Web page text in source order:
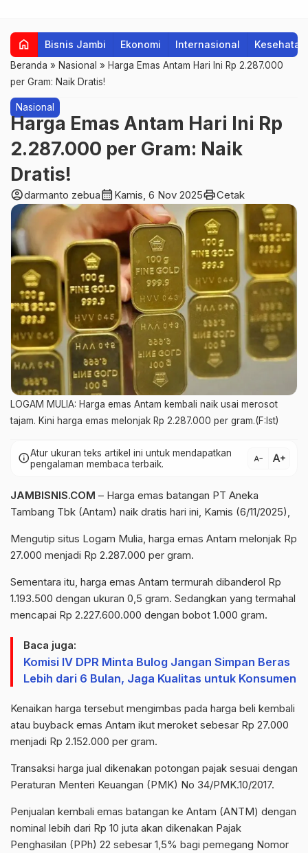
home Bisnis Jambi Ekonomi Internasional Kesehatan
Beranda » Nasional » Harga Emas Antam Hari Ini Rp 2.287.000
per Gram: Naik Dratis!
Nasional
Harga Emas Antam Hari Ini Rp
2.287.000 per Gram: Naik
Dratis!
account_circledarmanto zebuacalendar_month Kamis, 6 Nov 2025printCetak
LOGAM MULIA: Harga emas Antam kembali naik usai merosot
tajam. Kini harga emas melonjak Rp 2.287.000 per gram.(F:Ist)
infoAtur ukuran teks artikel ini untuk mendapatkan
pengalaman membaca terbaik.
text_decrease text_increase
JAMBISNIS.COM – Harga emas batangan PT Aneka
Tambang Tbk (Antam) naik dratis hari ini, Kamis (6/11/2025),
Mengutip situs Logam Mulia, harga emas Antam melonjak Rp
27.000 menjadi Rp 2.287.000 per gram.
Sementara itu, harga emas Antam termurah dibanderol Rp
1.193.500 dengan ukuran 0,5 gram. Sedangkan yang termahal
mencapai Rp 2.227.600.000 dengan bobot 1.000 gram.
Baca juga:
Komisi IV DPR Minta Bulog Jangan Simpan Beras
Lebih dari 6 Bulan, Jaga Kualitas untuk Konsumen
Kenaikan harga tersebut mengimbas pada harga beli kembali
atau buyback emas Antam ikut meroket sebesar Rp 27.000
menjadi Rp 2.152.000 per gram.
Transaksi harga jual dikenakan potongan pajak sesuai dengan
Peraturan Menteri Keuangan (PMK) No 34/PMK.10/2017.
Penjualan kembali emas batangan ke Antam (ANTM) dengan
nominal lebih dari Rp 10 juta akan dikenakan Pajak
Penghasilan (PPh) 22 sebesar 1,5% bagi pemegang Nomor